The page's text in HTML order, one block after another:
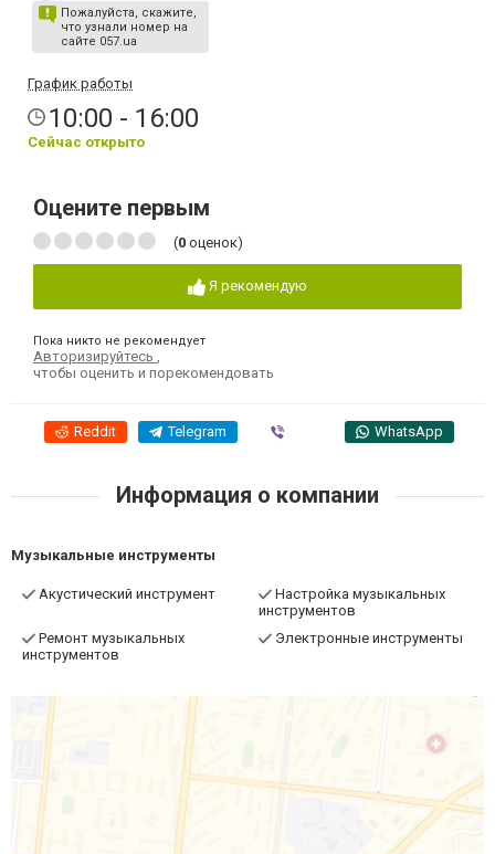
Пожалуйста, скажите,
что узнали номер на
сайте 057.ua
График работы
10:00 - 16:00
Сейчас открыто
Оцените первым
(0 оценок)
Я рекомендую
Пока никто не рекомендует
Авторизируйтесь
чтобы оценить и порекомендовать
Reddit Telegram WhatsApp
Информация о компании
Музыкальные инструменты
Акустический инструмент
Настройка музыкальных
инструментов
Ремонт музыкальных
инструментов
Электронные инструменты